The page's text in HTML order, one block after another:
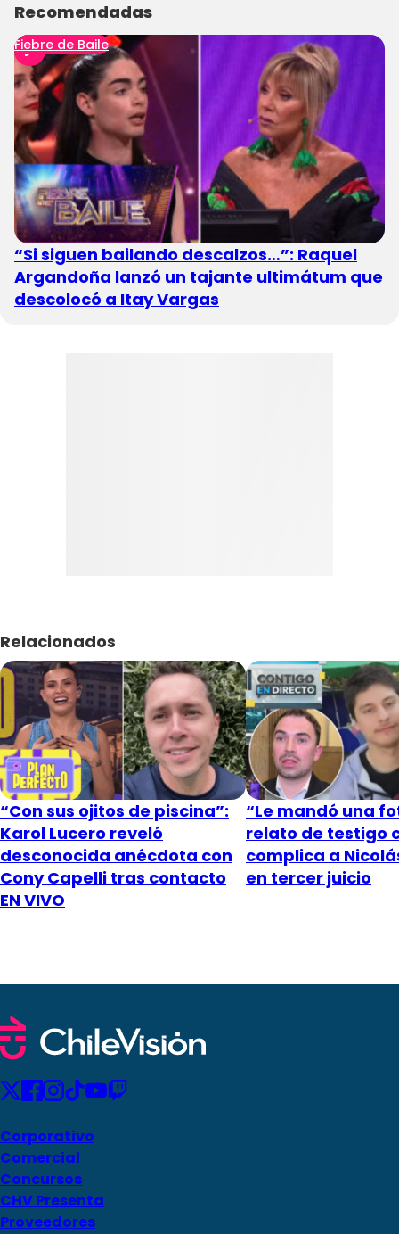
Recomendadas
Fiebre de Baile
“Si siguen bailando descalzos…”: Raquel
Argandoña lanzó un tajante ultimátum que
descolocó a Itay Vargas
Relacionados
“Con sus ojitos de piscina”:
Karol Lucero reveló
desconocida anécdota con
Cony Capelli tras contacto
EN VIVO
“Le mandó una
relato de testigo
complica a
en tercer juicio
Corporativo
Comercial
Concursos
CHV Presenta
Proveedores